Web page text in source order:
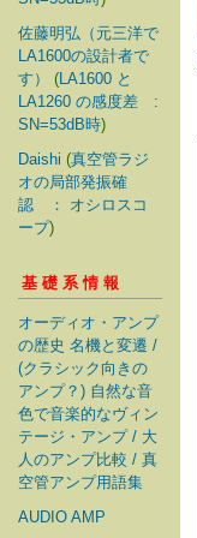
佐藤明弘（元三洋で
LA1600の設計者で
す）
(LA1600 と
LA1260 の感度差 :
SN=53dB時)
Daishi (真空管ラジ
オの局部発振確
認 ： オシロスコ
ープ)
基礎系情報
オーディオ・アンプ
の歴史 名機と変遷 /
(クラシック向きの
アンプ？) 自然な音
色で音楽的なヴィン
テージ・アンプ / 大
人のアンプ比較 / 真
空管アンプ用語集
AUDIO AMP